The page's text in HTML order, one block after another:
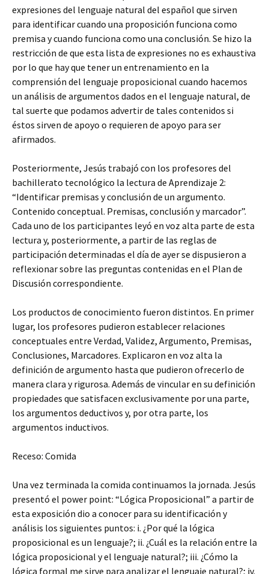
expresiones del lenguaje natural del español que sirven
para identificar cuando una proposición funciona como
premisa y cuando funciona como una conclusión. Se hizo la
restricción de que esta lista de expresiones no es exhaustiva
por lo que hay que tener un entrenamiento en la
comprensión del lenguaje proposicional cuando hacemos
un análisis de argumentos dados en el lenguaje natural, de
tal suerte que podamos advertir de tales contenidos si
éstos sirven de apoyo o requieren de apoyo para ser
afirmados.
Posteriormente, Jesús trabajó con los profesores del
bachillerato tecnológico la lectura de Aprendizaje 2:
“Identificar premisas y conclusión de un argumento.
Contenido conceptual. Premisas, conclusión y marcador”.
Cada uno de los participantes leyó en voz alta parte de esta
lectura y, posteriormente, a partir de las reglas de
participación determinadas el día de ayer se dispusieron a
reflexionar sobre las preguntas contenidas en el Plan de
Discusión correspondiente.
Los productos de conocimiento fueron distintos. En primer
lugar, los profesores pudieron establecer relaciones
conceptuales entre Verdad, Validez, Argumento, Premisas,
Conclusiones, Marcadores. Explicaron en voz alta la
definición de argumento hasta que pudieron ofrecerlo de
manera clara y rigurosa. Además de vincular en su definición
propiedades que satisfacen exclusivamente por una parte,
los argumentos deductivos y, por otra parte, los
argumentos inductivos.
Receso: Comida
Una vez terminada la comida continuamos la jornada. Jesús
presentó el power point: “Lógica Proposicional” a partir de
esta exposición dio a conocer para su identificación y
análisis los siguientes puntos: i. ¿Por qué la lógica
proposicional es un lenguaje?; ii. ¿Cuál es la relación entre la
lógica proposicional y el lenguaje natural?; iii. ¿Cómo la
lógica formal me sirve para analizar el lenguaje natural?; iv.